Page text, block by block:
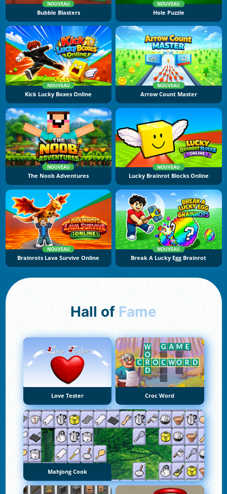
NOUVEAU
Bubble Blasters
NOUVEAU
Hole Puzzle
NOUVEAU
Kick Lucky Boxes Online
NOUVEAU
Arrow Count Master
NOUVEAU
The Noob Adventures
NOUVEAU
Lucky Brainrot Blocks Online
NOUVEAU
Brainrots Lava Survive Online
NOUVEAU
Break A Lucky Egg Brainrot
Hall of Fame
Love Tester Croc Word
Mahjong Cook